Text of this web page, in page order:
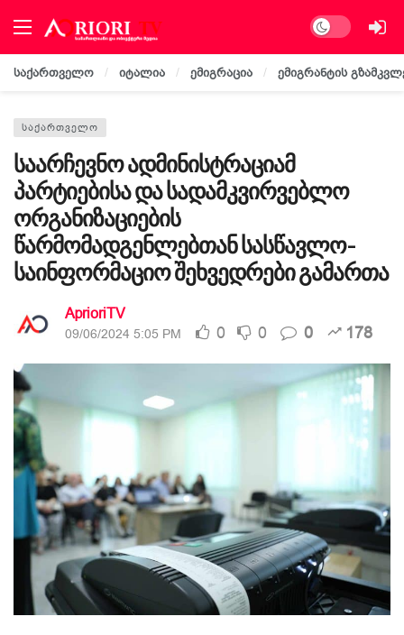
Dark mode
საქართველო იტალია ემიგრაცია ემიგრანტის
ᲡᲐᲥᲐᲠᲗᲕᲔᲚᲝ
საარჩევნო ადმინისტრაციამ
პარტიებისა და სადამკვირვებლო
ორგანიზაციების
წარმომადგენლებთან სასწავლო-
საინფორმაციო შეხვედრები გამართა
AprioriTV
09/06/2024 5:05 PM 0 0 0 178